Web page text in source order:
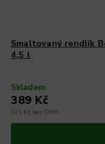
Smaltovaný rendlík
4,5 l
Skladem
321 Kč bez DPH
389 Kč